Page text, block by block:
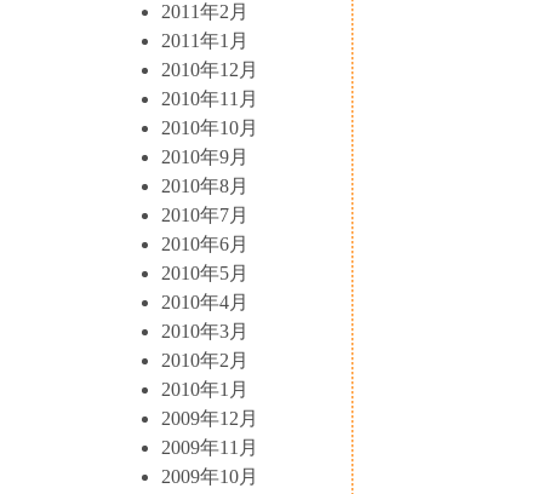
2011年2月
2011年1月
2010年12月
2010年11月
2010年10月
2010年9月
2010年8月
2010年7月
2010年6月
2010年5月
2010年4月
2010年3月
2010年2月
2010年1月
2009年12月
2009年11月
2009年10月